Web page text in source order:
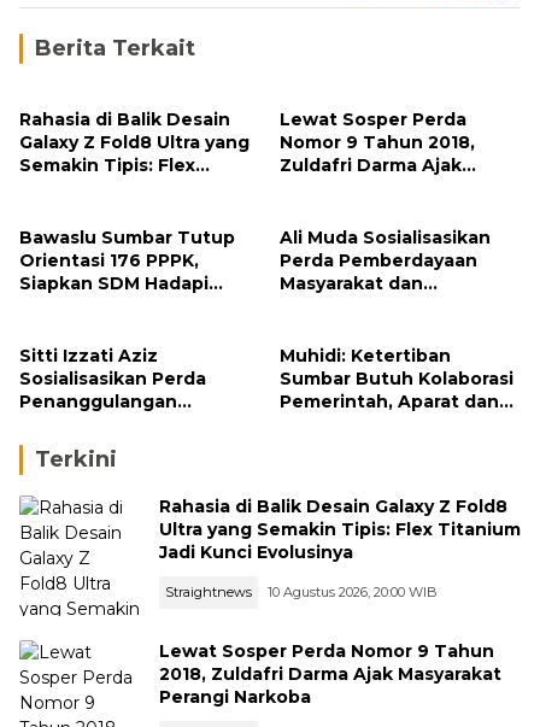
Berita Terkait
Rahasia di Balik Desain
Galaxy Z Fold8 Ultra yang
Semakin Tipis: Flex
Lewat Sosper Perda
Nomor 9 Tahun 2018,
Zuldafri Darma Ajak
Bawaslu Sumbar Tutup
Orientasi 176 PPPK,
Siapkan SDM Hadapi
Ali Muda Sosialisasikan
Perda Pemberdayaan
Masyarakat dan
Sitti Izzati Aziz
Sosialisasikan Perda
Penanggulangan
Masyarakat Ketaping
Muhidi: Ketertiban
Sumbar Butuh Kolaborasi
Pemerintah, Aparat dan
Terkini
Rahasia di Balik Desain Galaxy Z Fold8
Ultra yang Semakin Tipis: Flex Titanium
Jadi Kunci Evolusinya
Straightnews 10 Agustus 2026, 20:00 WIB
Lewat Sosper Perda Nomor 9 Tahun
2018, Zuldafri Darma Ajak Masyarakat
Perangi Narkoba